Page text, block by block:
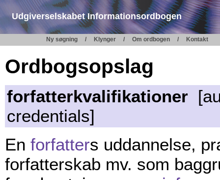
Udgiverselskabet Informationsordbogen
Ny søgning Klynger Om ordbogen Kontakt
Ordbogsopslag
forfatterkvalifikationer
credentials]
En forfatters uddannelse,
forfatterskab mv. som